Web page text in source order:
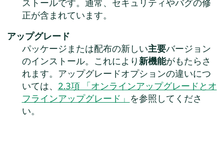
ストールです。通常、セキュリティやバグの修
正が含まれています。
アップグレード
パッケージまたは配布の新しい主要バージョン
のインストール。これにより 新機能がもたらさ
れます。 アップグレードオプションの違いにつ
いては、 2.3項 「オンラインアップグレードとオ
フラインアップグレード」 を参照してくださ
い。